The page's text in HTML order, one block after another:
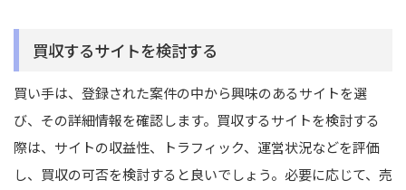
買収するサイトを検討する
買い手は、登録された案件の中から興味のあるサイトを選
び、その詳細情報を確認します。 買収するサイトを検討する
際は、サイトの収益性、トラフィック、運営状況などを評価
し、買収の可否を検討すると良いでしょう。必要に応じて、売